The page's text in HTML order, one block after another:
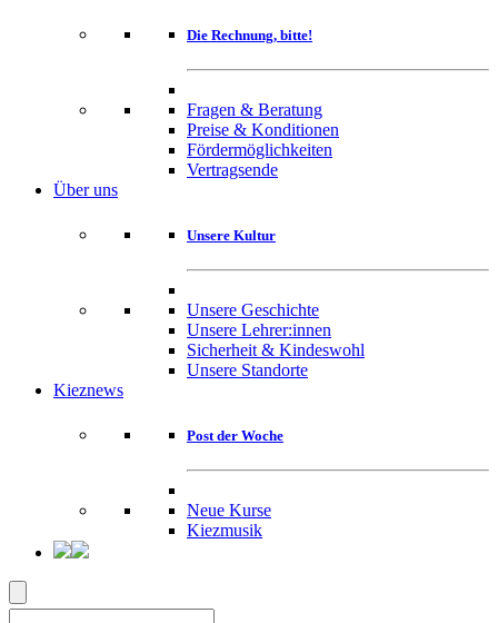
Die Rechnung, bitte!
Fragen & Beratung
Preise & Konditionen
Fördermöglichkeiten
Vertragsende
Über uns
Unsere Kultur
Unsere Geschichte
Unsere Lehrer:innen
Sicherheit & Kindeswohl
Unsere Standorte
Kieznews
Post der Woche
Neue Kurse
Kiezmusik